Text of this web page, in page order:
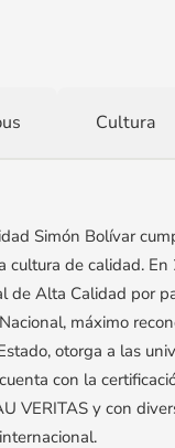
Cultura
Simón Bolívar
cultura de calidad.
de Alta Calidad por
máximo
otorga a las
con la
VERITAS y con